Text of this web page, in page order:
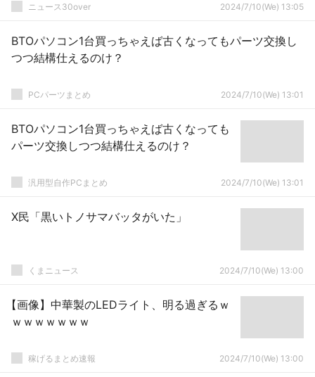
ニュース30over 2024/7/10(We) 13:05
BTOパソコン1台買っちゃえば古くなってもパーツ交換し
つつ結構仕えるのけ？
PCパーツまとめ 2024/7/10(We) 13:01
BTOパソコン1台買っちゃえば古くなっても
パーツ交換しつつ結構仕えるのけ？
汎用型自作PCまとめ 2024/7/10(We) 13:01
X民「黒いトノサマバッタがいた」
くまニュース 2024/7/10(We) 13:00
【画像】中華製のLEDライト、明る過ぎるｗ
ｗｗｗｗｗｗｗ
稼げるまとめ速報 2024/7/10(We) 13:00